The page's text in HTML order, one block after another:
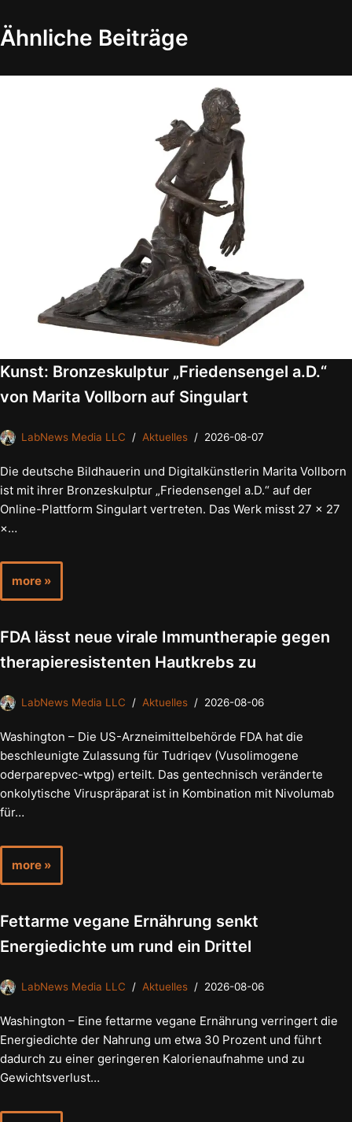
Ähnliche Beiträge
Kunst: Bronzeskulptur „Friedensengel a.D.“
von Marita Vollborn auf Singulart
LabNews Media LLC Aktuelles 2026-08-07
Die deutsche Bildhauerin und Digitalkünstlerin Marita Vollborn
ist mit ihrer Bronzeskulptur „Friedensengel a.D.“ auf der
Online-Plattform Singulart vertreten. Das Werk misst 27 × 27
×…
more »
FDA lässt neue virale Immuntherapie gegen
therapieresistenten Hautkrebs zu
LabNews Media LLC Aktuelles 2026-08-06
Washington – Die US-Arzneimittelbehörde FDA hat die
beschleunigte Zulassung für Tudriqev (Vusolimogene
oderparepvec-wtpg) erteilt. Das gentechnisch veränderte
onkolytische Viruspräparat ist in Kombination mit Nivolumab
für…
more »
Fettarme vegane Ernährung senkt
Energiedichte um rund ein Drittel
LabNews Media LLC Aktuelles 2026-08-06
Washington – Eine fettarme vegane Ernährung verringert die
Energiedichte der Nahrung um etwa 30 Prozent und führt
dadurch zu einer geringeren Kalorienaufnahme und zu
Gewichtsverlust…